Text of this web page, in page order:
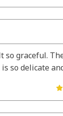
graceful.
so delicate